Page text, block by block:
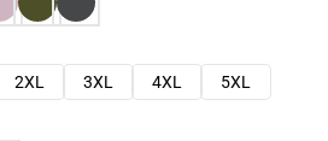
2XL 3XL 4XL
5XL